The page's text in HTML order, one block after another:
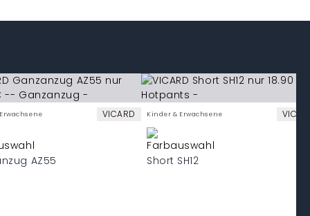
VICARD
AZ55
Kinder & Erwachsene
Short SH12